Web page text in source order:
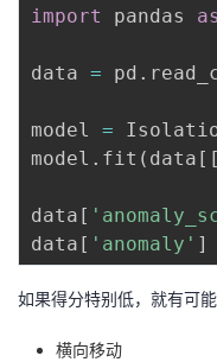
import
pandas as
data = pd .
model =
model . fit ( data [ [
data [
data [ 'anomaly' ]
如果得分特别低，就有可能
横向移动